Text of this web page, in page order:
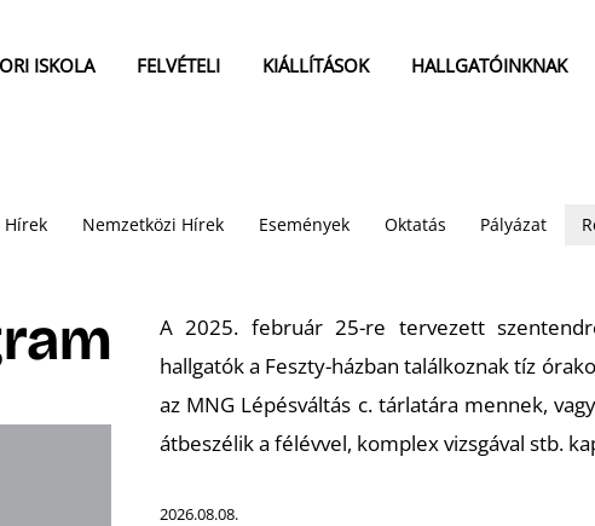
ISKOLA FELVÉTELI KIÁLLÍTÁSOK HALLGATÓINKNAK
Hírek Nemzetközi Hírek Események Oktatás Pályázat
A 2025. február 25-re tervezett
hallgatók a Feszty-házban találkoznak tíz
az MNG Lépésváltás c. tárlatára mennek,
átbeszélik a félévvel, komplex vizsgával stb.
2026.08.08.